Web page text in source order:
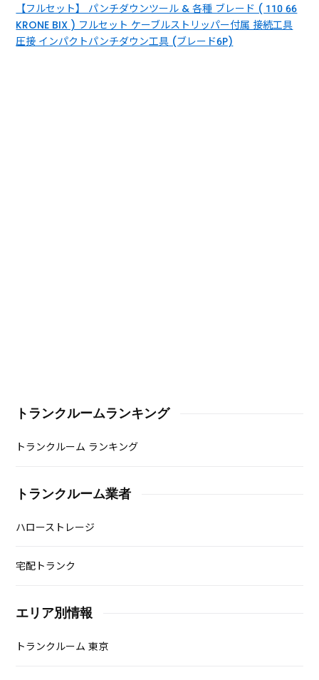
【フルセット】 パンチダウンツール & 各種 ブレード ( 110 66
KRONE BIX ) フルセット ケーブルストリッパー付属 接続工具
圧接 インパクトパンチダウン工具 (ブレード6P)
トランクルームランキング
トランクルーム ランキング
トランクルーム業者
ハローストレージ
宅配トランク
エリア別情報
トランクルーム 東京